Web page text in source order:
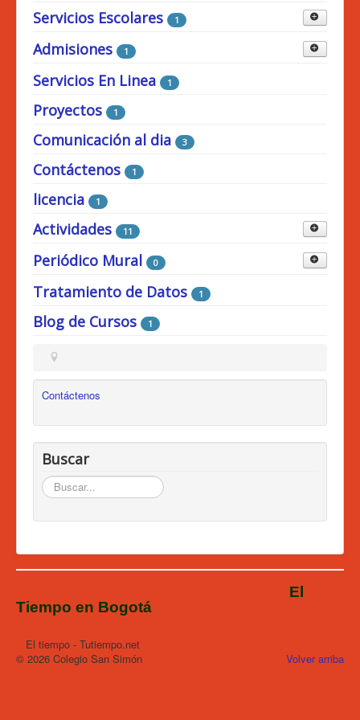
Admisiones 2026
Tratamiento de Datos
Servicios Escolares 1
Transporte 1
Admisiones 1
Admisiones 2025 1
Servicios En Linea 1
Proyectos 1
Comunicación al dia 3
Contáctenos 1
licencia 1
Actividades 11
Periódico Mural 0
Grado Décimo
Grado Noveno
Grado Cuarto
Grado Octavo 1
Grado Segundo 1
Grado Séptimo
Tratamiento de Datos 1
Blog de Cursos 1
Contáctenos
Buscar
Buscar...
El
Tiempo en Bogotá
El tiempo - Tutiempo.net
Volver arriba
© 2026 Colegio San Simón